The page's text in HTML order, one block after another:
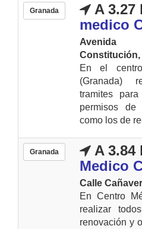
Granada A 3.27
medico
Constitución,
En el
(Granada)
tramites
permisos de
como los de
Granada A 3.84
Medico
Calle
En Centro
realizar
renovación y